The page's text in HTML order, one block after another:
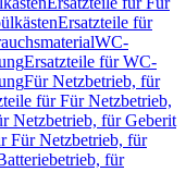
Ersatzteile für
WC-
Ersatzteile für WC-
Für Netzbetrieb, für
für Für Netzbetrieb,
Netzbetrieb, für Geberit
Für Netzbetrieb, für
für